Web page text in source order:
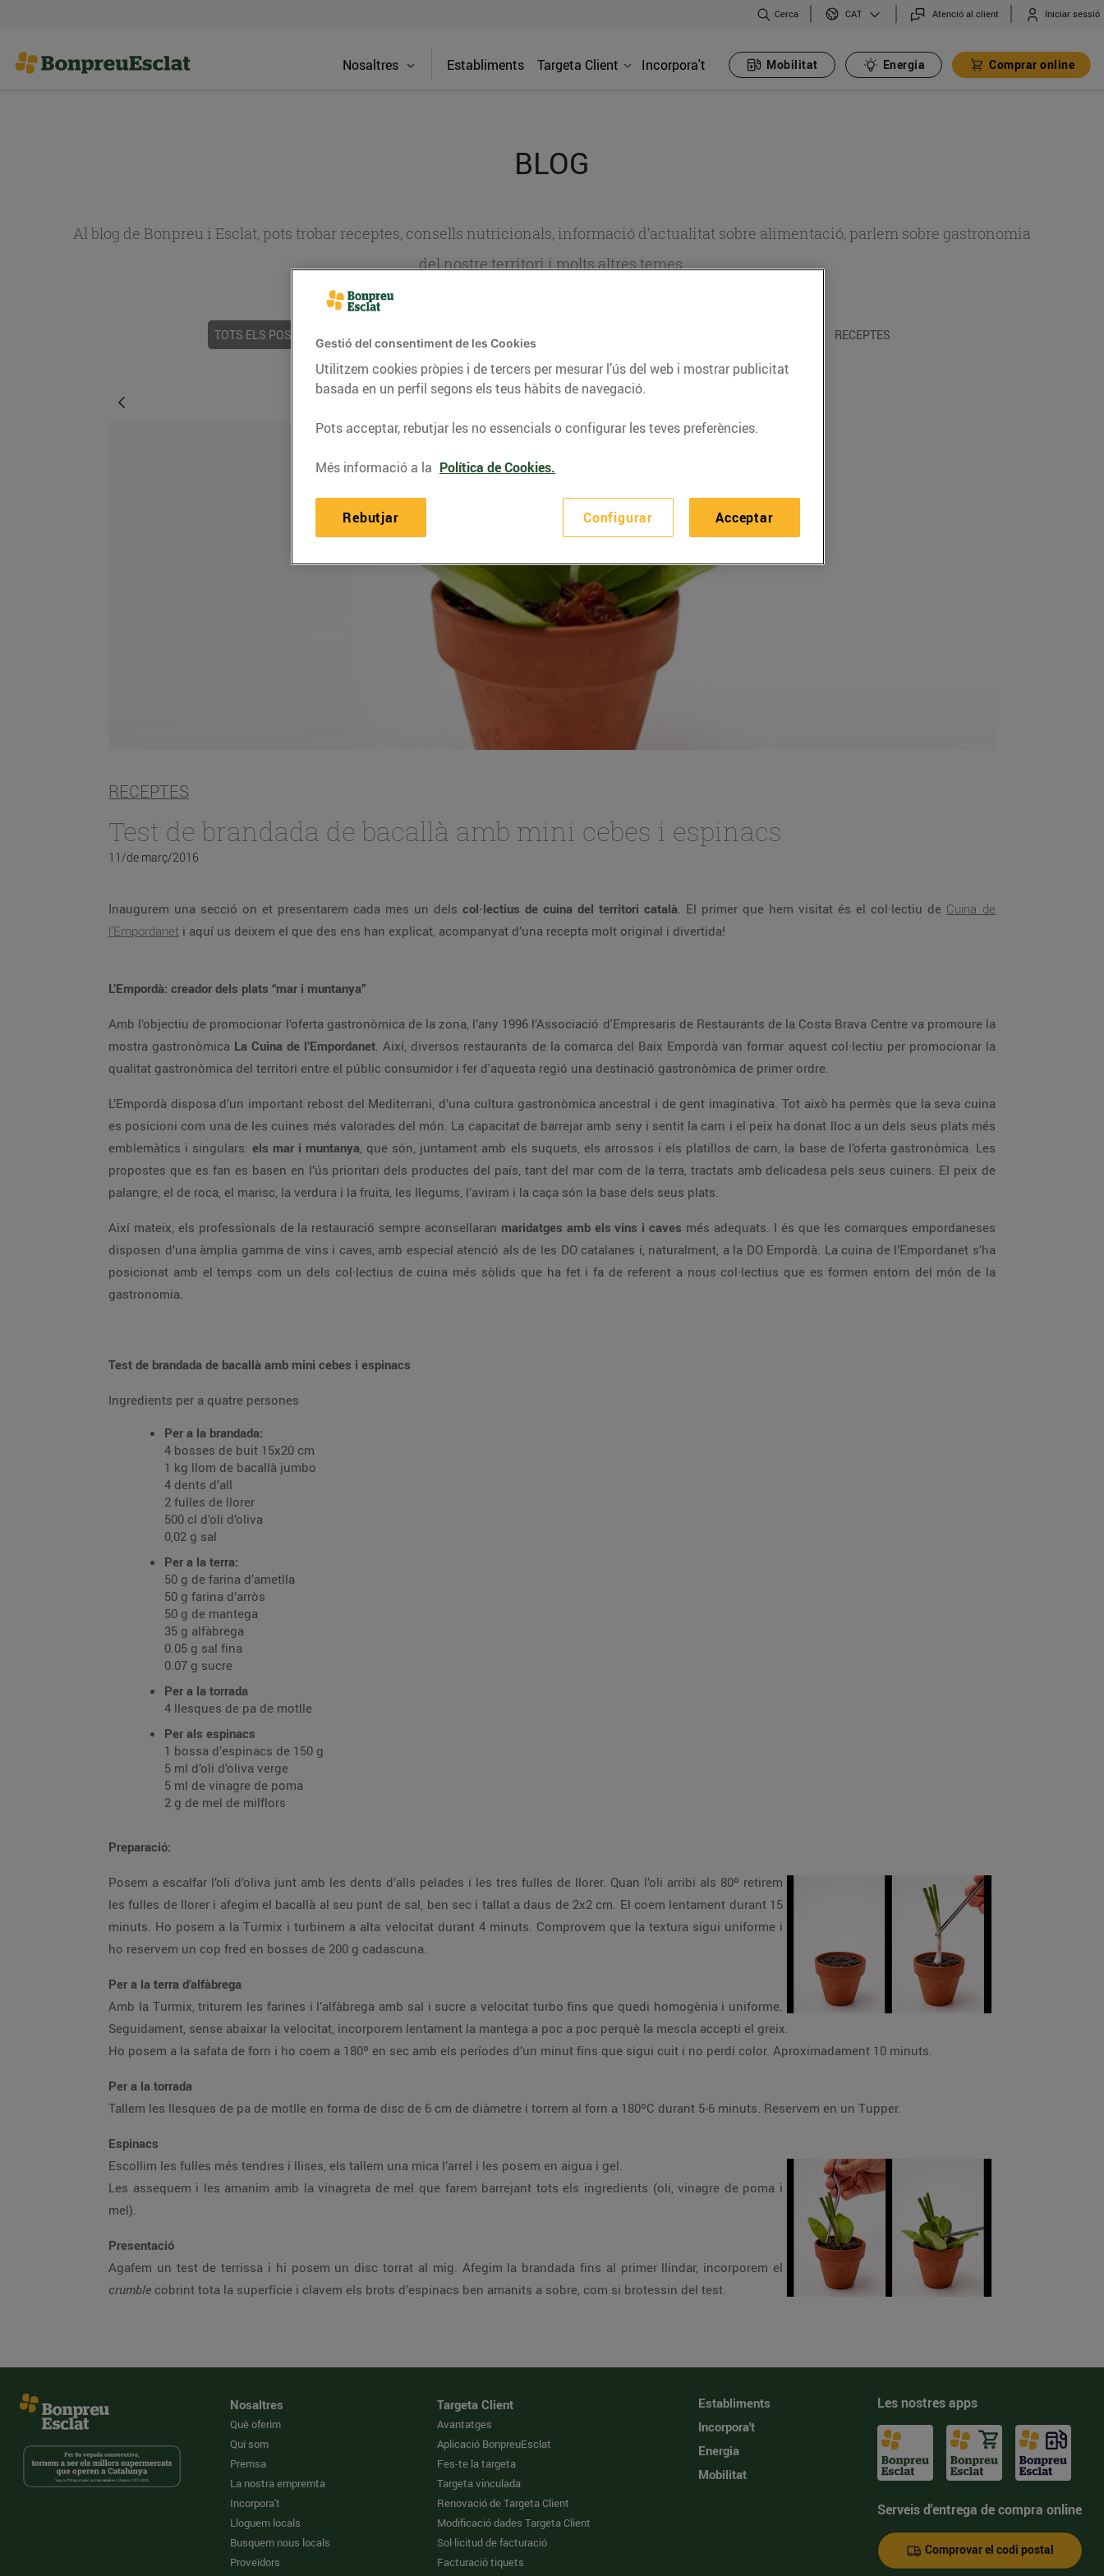
Cerca CAT Atenció al client Iniciar sessió
Nosaltres Establiments Targeta Client Incorpora't Mobilitat Energia Comprar online
BLOG
Al blog de Bonpreu i Esclat, pots trobar receptes, consells nutricionals, informació d’actualitat sobre alimentació, parlem sobre gastronomia
del nostre territori i molts altres temes.
TOTS ELS POSTS ACTUALITAT CONSELLS I HÀBITS SALUDABLES RECEPTES
RECEPTES
Test de brandada de bacallà amb mini cebes i espinacs
11/de març/2016
Inaugurem una secció on et presentarem cada mes un dels col·lectius de cuina del territori català. El primer que hem visitat és el col·lectiu de Cuina de
l’Empordanet i aquí us deixem el que des ens han explicat, acompanyat d’una recepta molt original i divertida!
L’Empordà: creador dels plats “mar i muntanya”
Amb l’objectiu de promocionar l’oferta gastronòmica de la zona, l’any 1996 l’Associació d'Empresaris de Restaurants de la Costa Brava Centre va promoure la
mostra gastronòmica La Cuina de l’Empordanet. Així, diversos restaurants de la comarca del Baix Empordà van formar aquest col·lectiu per promocionar la
qualitat gastronòmica del territori entre el públic consumidor i fer d'aquesta regió una destinació gastronòmica de primer ordre.
L’Empordà disposa d’un important rebost del Mediterrani, d’una cultura gastronòmica ancestral i de gent imaginativa. Tot això ha permès que la seva cuina
es posicioni com una de les cuines més valorades del món. La capacitat de barrejar amb seny i sentit la carn i el peix ha donat lloc a un dels seus plats més
emblemàtics i singulars: els mar i muntanya, que són, juntament amb els suquets, els arrossos i els platillos de carn, la base de l’oferta gastronòmica. Les
propostes que es fan es basen en l’ús prioritari dels productes del país, tant del mar com de la terra, tractats amb delicadesa pels seus cuiners. El peix de
palangre, el de roca, el marisc, la verdura i la fruita, les llegums, l’aviram i la caça són la base dels seus plats.
Així mateix, els professionals de la restauració sempre aconsellaran maridatges amb els vins i caves més adequats. I és que les comarques empordaneses
disposen d’una àmplia gamma de vins i caves, amb especial atenció als de les DO catalanes i, naturalment, a la DO Empordà. La cuina de l’Empordanet s’ha
posicionat amb el temps com un dels col·lectius de cuina més sòlids que ha fet i fa de referent a nous col·lectius que es formen entorn del món de la
gastronomia.
Test de brandada de bacallà amb mini cebes i espinacs
Ingredients per a quatre persones
Per a la brandada:
4 bosses de buit 15x20 cm
1 kg llom de bacallà jumbo
4 dents d’all
2 fulles de llorer
500 cl d’oli d’oliva
0,02 g sal
Per a la terra:
50 g de farina d’ametlla
50 g farina d’arròs
50 g de mantega
35 g alfàbrega
0.05 g sal fina
0.07 g sucre
Per a la torrada
4 llesques de pa de motlle
Per als espinacs
1 bossa d’espinacs de 150 g
5 ml d’oli d’oliva verge
5 ml de vinagre de poma
2 g de mel de milflors
Preparació:
Posem a escalfar l’oli d’oliva junt amb les dents d’alls pelades i les tres fulles de llorer. Quan l’oli arribi als 80º retirem
les fulles de llorer i afegim el bacallà al seu punt de sal, ben sec i tallat a daus de 2x2 cm. El coem lentament durant 15
minuts. Ho posem a la Turmix i turbinem a alta velocitat durant 4 minuts. Comprovem que la textura sigui uniforme i
ho reservem un cop fred en bosses de 200 g cadascuna.
Per a la terra d’alfàbrega
Amb la Turmix, triturem les farines i l’alfàbrega amb sal i sucre a velocitat turbo fins que quedi homogènia i uniforme.
Seguidament, sense abaixar la velocitat, incorporem lentament la mantega a poc a poc perquè la mescla accepti el greix.
Ho posem a la safata de forn i ho coem a 180º en sec amb els períodes d’un minut fins que sigui cuit i no perdi color. Aproximadament 10 minuts.
Per a la torrada
Tallem les llesques de pa de motlle en forma de disc de 6 cm de diàmetre i torrem al forn a 180ºC durant 5-6 minuts. Reservem en un Tupper.
Espinacs
Escollim les fulles més tendres i llises, els tallem una mica l’arrel i les posem en aigua i gel.
Les assequem i les amanim amb la vinagreta de mel que farem barrejant tots els ingredients (oli, vinagre de poma i
mel).
Presentació
Agafem un test de terrissa i hi posem un disc torrat al mig. Afegim la brandada fins al primer llindar, incorporem el
crumble cobrint tota la superfície i clavem els brots d’espinacs ben amanits a sobre, com si brotessin del test.
Nosaltres
Què oferim
Qui som
Premsa
La nostra empremta
Incorpora't
Lloguem locals
Busquem nous locals
Proveïdors
Targeta Client
Avantatges
Aplicació BonpreuEsclat
Fes-te la targeta
Targeta vinculada
Renovació de Targeta Client
Modificació dades Targeta Client
Sol·licitud de facturació
Facturació tiquets
Establiments
Incorpora't
Energia
Mobilitat
Les nostres apps
Serveis d'entrega de compra online
Comprovar el codi postal
Gestió del consentiment de les Cookies
Utilitzem cookies pròpies i de tercers per mesurar l’ús del web i mostrar publicitat
basada en un perfil segons els teus hàbits de navegació.
Pots acceptar, rebutjar les no essencials o configurar les teves preferències.
Més informació a la Política de Cookies.
Configurar
Rebutjar Acceptar